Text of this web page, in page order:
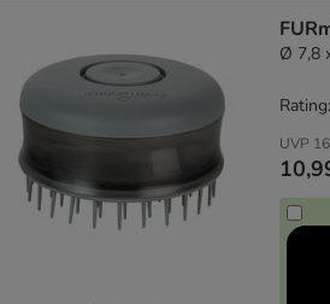
Ø 7,8
UVP